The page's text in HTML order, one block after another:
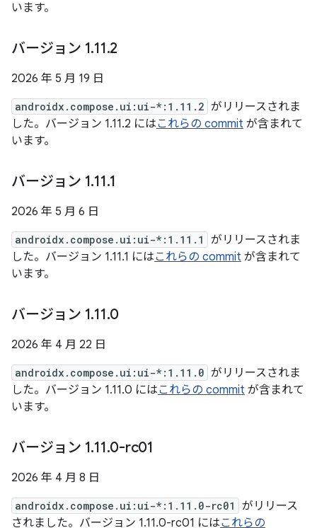
います。
バージョン 1.11.2
2026 年 5 月 19 日
androidx.compose.ui:ui-*:1.11.2 がリリースされま
した。バージョン 1.11.2 にはこれらの commit が含まれて
います。
バージョン 1.11.1
2026 年 5 月 6 日
androidx.compose.ui:ui-*:1.11.1
がリリースされま
した。バージョン 1.11.1 にはこれらの commit が含まれて
います。
バージョン 1.11.0
2026 年 4 月 22 日
androidx.compose.ui:ui-*:1.11.0 がリリースされま
した。バージョン 1.11.0 にはこれらの commit が含まれて
います。
バージョン 1.11.0-rc01
2026 年 4 月 8 日
androidx.compose.ui:ui-*:1.11.0-rc01
がリリース
されました。バージョン 1.11.0-rc01 にはこれらの